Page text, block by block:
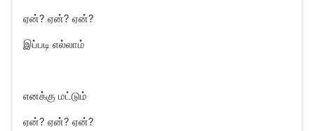
ஏன்? ஏன்? ஏன்?
இப்படி எல்லாம்
எனக்கு மட்டும்
ஏன்? ஏன்? ஏன்?